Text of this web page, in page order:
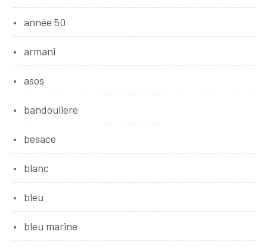
année 50
armani
asos
bandouliere
besace
blanc
bleu
bleu marine